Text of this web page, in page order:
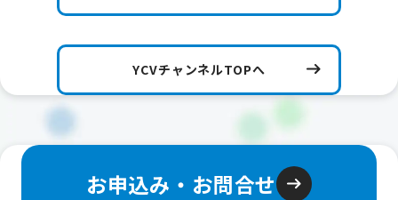
YCVチャンネルTOPへ
お申込み・お問合せ